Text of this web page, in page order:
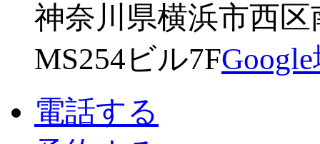
神奈川県横浜市西区
MS254ビル7F
電話する